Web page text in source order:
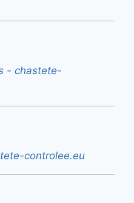
- chastete-
controlee.eu